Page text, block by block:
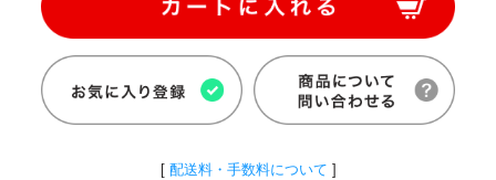
[ 配送料・手数料について ]